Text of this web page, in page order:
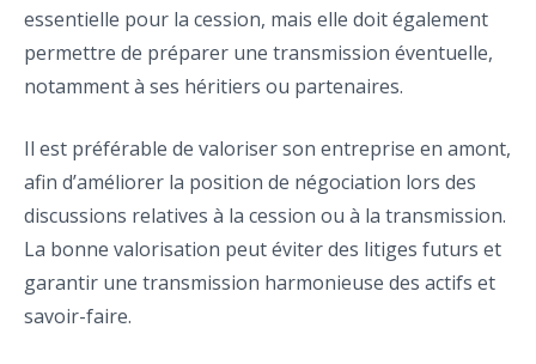
essentielle pour la cession, mais elle doit également
permettre de préparer une transmission éventuelle,
notamment à ses héritiers ou partenaires.
Il est préférable de valoriser son entreprise en amont,
afin d’améliorer la position de négociation lors des
discussions relatives à la cession ou à la transmission.
La bonne valorisation peut éviter des litiges futurs et
garantir une transmission harmonieuse des actifs et
savoir-faire.